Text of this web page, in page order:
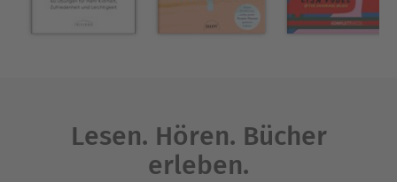
Lesen. Hören. Bücher
erleben.